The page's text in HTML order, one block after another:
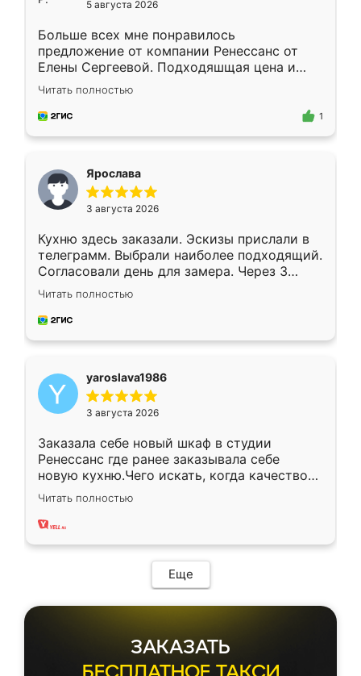
5 августа 2026
Больше всех мне понравилось
предложение от компании Ренессанс от
Елены Сергеевой. Подходяшщая цена и
короткие сроки изготовления. Приехавший
для замера сотрудник Владислав
предложил по моему эскизу самый
Читать полностью
1
Ярослава
3 августа 2026
Кухню здесь заказали. Эскизы прислали в
телеграмм. Выбрали наиболее подходящий.
Согласовали день для замера. Через 3
недели кухня была уже готова. Остались
довольны работой. Спасибо Ренессанс
мебель за качественную работу!
Читать полностью
yaroslava1986
3 августа 2026
Заказала себе новый шкаф в студии
Ренессанс где ранее заказывала себе
новую кухню.Чего искать, когда качеством
вполне довольна. Служит кухня уже почти
два года, нареканий нет.
Читать полностью
Еще
ЗАКАЗАТЬ